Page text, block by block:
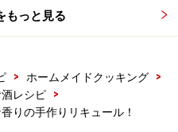
もっと見る
> ホームメイドクッキング
>
レシピ
>
りの手作りリキュール！